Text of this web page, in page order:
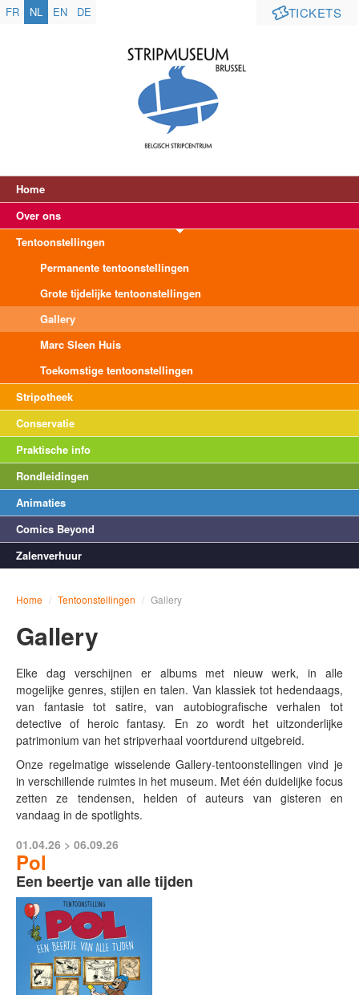
TICKETS
FR NL EN DE
Home
Over ons
Tentoonstellingen
Permanente tentoonstellingen
Grote tijdelijke tentoonstellingen
Gallery
Marc Sleen Huis
Toekomstige tentoonstellingen
Stripotheek
Conservatie
Praktische info
Rondleidingen
Animaties
Comics Beyond
Zalenverhuur
Home / Tentoonstellingen / Gallery
Gallery
Elke dag verschijnen er albums met nieuw werk, in alle
mogelijke genres, stijlen en talen. Van klassiek tot hedendaags,
van fantasie tot satire, van autobiografische verhalen tot
detective of heroic fantasy. En zo wordt het uitzonderlijke
patrimonium van het stripverhaal voortdurend uitgebreid.
Onze regelmatige wisselende Gallery-tentoonstellingen vind je
in verschillende ruimtes in het museum. Met één duidelijke focus
zetten ze tendensen, helden of auteurs van gisteren en
vandaag in de spotlights.
01.04.26 > 06.09.26
Pol
Een beertje van alle tijden